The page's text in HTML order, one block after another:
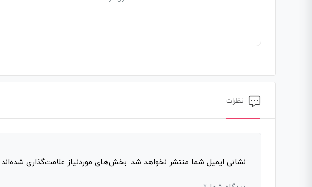
نظرات
نشانی ایمیل شما منتشر نخواهد شد. بخش‌های موردنیاز علامت‌گذاری شده‌اند